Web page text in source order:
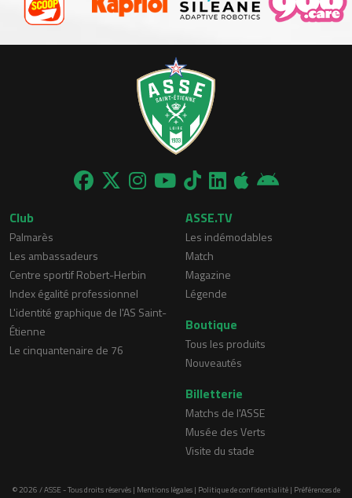
Club
Palmarès
Les ambassadeurs
Centre sportif Robert-Herbin
Index égalité professionnel
L'identité graphique de l'AS Saint-
Étienne
Le cinquantenaire de 76
ASSE.TV
Les indémodables
Match
Magazine
Légende
Boutique
Tous les produits
Nouveautés
Billetterie
Matchs de l'ASSE
Musée des Verts
Visite du stade
© 2026 / ASSE - Tous droits réservés | Mentions légales| Politique de confidentialité| Préférences de